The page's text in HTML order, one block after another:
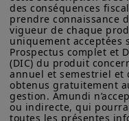
hausse
reste de
permettre à
posture de
0,8 % en
Conditions générales
En choisissant d’accéder
pris connaissance de ces
Nous vous conseillons,
attentivement.
des conséquences
prendre connaissance
vigueur de chaque
uniquement acceptées
Prospectus complet et
(DIC) du produit
annuel et semestriel et
obtenus gratuitement
gestion. Amundi
ou indirecte, qui
toutes les présentes